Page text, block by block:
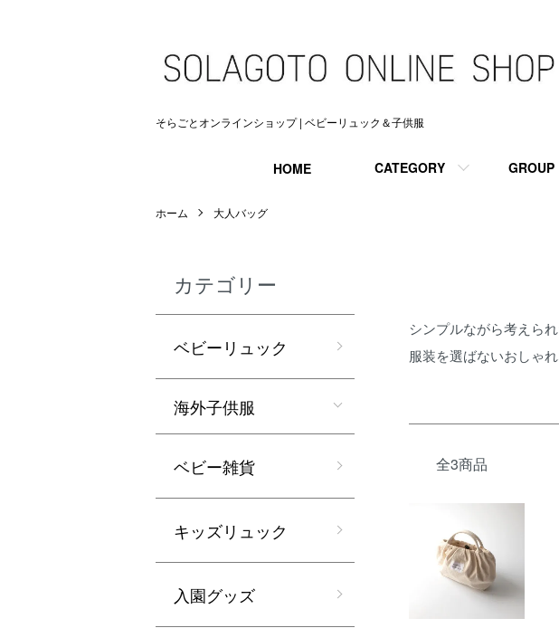
そらごとオンラインショップ | ベビーリュック＆子供服
HOME CATEGORY GROUP
ホーム 大人バッグ
シンプルながら考えら
服装を選ばないおしゃ
全3商品
カテゴリー
ベビーリュック
海外子供服
ベビー雑貨
キッズリュック
入園グッズ